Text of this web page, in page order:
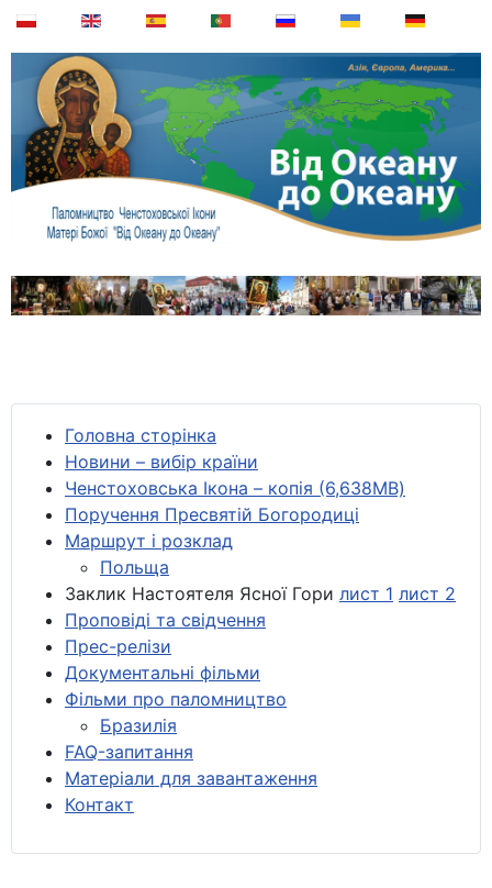
Головна сторінка
Новини – вибір країни
Ченстоховська Ікона – копія (6,638MB)
Поручення Пресвятій Богородиці
Маршрут і розклад
Польща
Заклик Настоятеля Ясної Гори лист 1 лист 2
Проповіді та свідчення
Прес-релізи
Документальні фільми
Фільми про паломництво
Бразилія
FAQ-запитання
Матеріали для завантаження
Контакт